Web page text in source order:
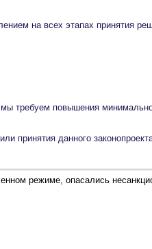
на всех этапах принятия
требуем повышения
принятия данного
режиме, опасались